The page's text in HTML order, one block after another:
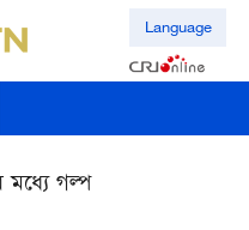
Language
মধ্যে গল্প